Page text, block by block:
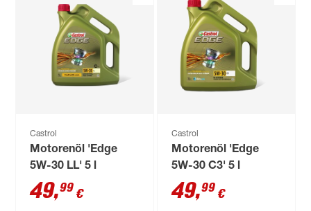
Castrol
Motorenöl 'Edge
5W-30 LL' 5 l
49,99 €
Castrol
Motorenöl 'Edge
5W-30 C3' 5 l
49,99 €